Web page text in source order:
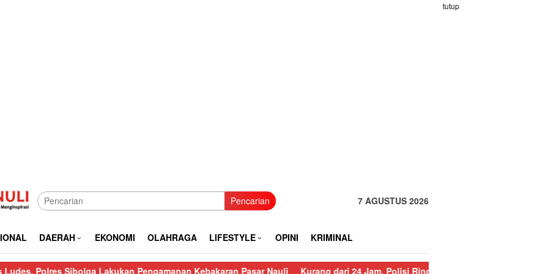
tutup
Pencarian 7 AGUSTUS 2026
DAERAH EKONOMI OLAHRAGA LIFESTYLE OPINI KRIMINAL
Sibolga Lakukan Pengamanan Kebakaran Pasar Nauli Kurang dari 24 Jam, Polisi Ringkus Pelaku Curanmor di Sorkam